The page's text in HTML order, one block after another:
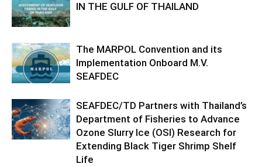
IN THE GULF OF THAILAND
The MARPOL Convention and its
Implementation Onboard M.V.
SEAFDEC
SEAFDEC/TD Partners with Thailand’s
Department of Fisheries to Advance
Ozone Slurry Ice (OSI) Research for
Extending Black Tiger Shrimp Shelf
Life